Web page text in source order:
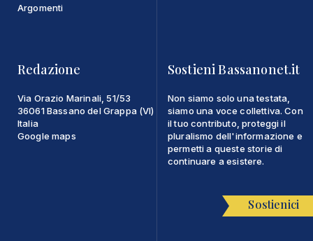
Argomenti
Redazione
Via Orazio Marinali, 51/53
36061 Bassano del Grappa (VI)
Italia
Google maps
Sostieni Bassanonet.it
Non siamo solo una testata,
siamo una voce collettiva. Con
il tuo contributo, proteggi il
pluralismo dell'informazione e
permetti a queste storie di
continuare a esistere.
Sostienici